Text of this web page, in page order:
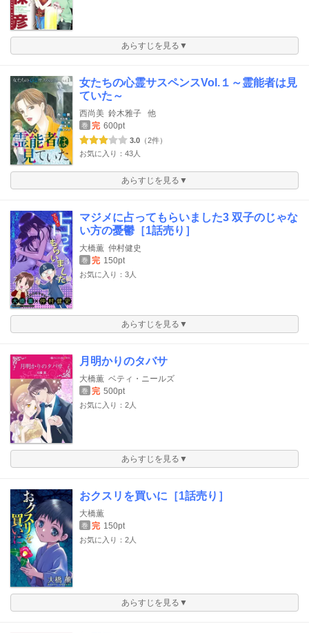
あらすじを見る▼
女たちの心霊サスペンスVol.１～霊能者は見
ていた～
西尚美 鈴木雅子 他
巻 完 600pt
3.0 （2件）
お気に入り：43人
あらすじを見る▼
マジメに占ってもらいました3 双子のじゃな
い方の憂鬱［1話売り］
大橋薫 仲村健史
巻 完 150pt
お気に入り：3人
あらすじを見る▼
月明かりのタバサ
大橋薫 ベティ・ニールズ
巻 完 500pt
お気に入り：2人
あらすじを見る▼
おクスリを買いに［1話売り］
大橋薫
巻 完 150pt
お気に入り：2人
あらすじを見る▼